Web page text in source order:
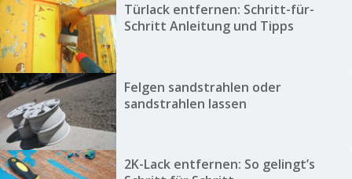
Türlack entfernen: Schritt-für-
Schritt Anleitung und Tipps
Felgen sandstrahlen oder
sandstrahlen lassen
2K-Lack entfernen: So gelingt’s